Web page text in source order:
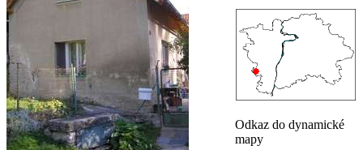
Odkaz do dynamické
mapy